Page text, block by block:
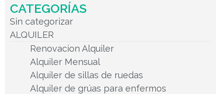
CATEGORÍAS
Sin categorizar
ALQUILER
Renovacion Alquiler
Alquiler Mensual
Alquiler de sillas de ruedas
Alquiler de grúas para enfermos